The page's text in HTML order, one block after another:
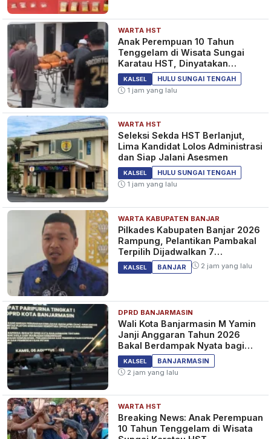
WARTA HST
Anak Perempuan 10 Tahun
Tenggelam di Wisata Sungai
Karatau HST, Dinyatakan
Meninggal Dunia
KALSEL
HULU SUNGAI TENGAH
1 jam yang lalu
WARTA HST
Seleksi Sekda HST Berlanjut,
Lima Kandidat Lolos Administrasi
dan Siap Jalani Asesmen
KALSEL
HULU SUNGAI TENGAH
1 jam yang lalu
WARTA KABUPATEN BANJAR
Pilkades Kabupaten Banjar 2026
Rampung, Pelantikan Pambakal
Terpilih Dijadwalkan 7
September 2026
KALSEL BANJAR 2 jam yang lalu
DPRD BANJARMASIN
Wali Kota Banjarmasin M Yamin
Janji Anggaran Tahun 2026
Bakal Berdampak Nyata bagi
Masyarakat&nbsp;
KALSEL
BANJARMASIN
2 jam yang lalu
WARTA HST
Breaking News: Anak Perempuan
10 Tahun Tenggelam di Wisata